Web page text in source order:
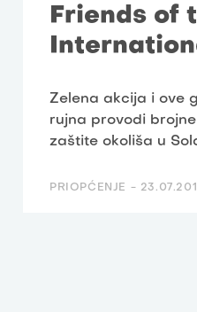
Friends of
Zelena akcija i ove
rujna provodi
zaštite okoliša u
PRIOPĆENJE -